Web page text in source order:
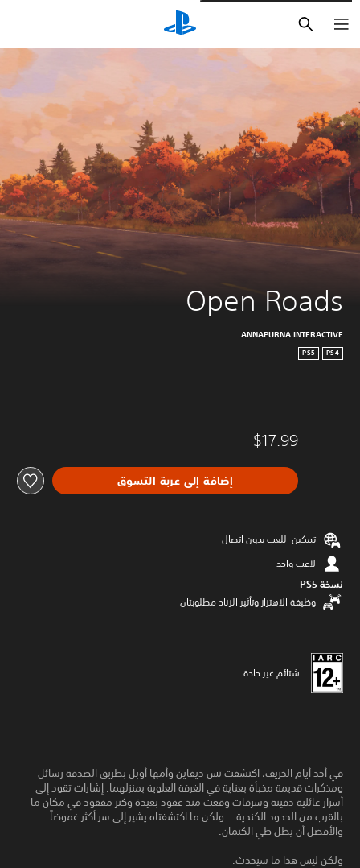
Open Roads
ANNAPURNA INTERACTIVE
PS4
PS5
$17.99
إضافة إلى عربة التسوق
تمكين اللعب بدون اتصال
لاعب واحد
نسخة PS5‏
وظيفة الاهتزاز وتأثير الزناد مطلوبتان
شتائم غير حادة
في أحد أيام الخريف، اكتشفت تس ديفاين وأمها أوبل بطريق الصدفة رسائل
ومذكرات قديمة مخبأة بعناية في الغرفة العلوية بمنزلهما. إشارات تقود إلى
أسرار عائلية دفينة وسرقات وقعت منذ عقود بعيدة وكنز مفقود في مكان ما
بالقرب من الحدود الكندية... ولكن ما اكتشفتاه يشير إلى سر أكثر غموضاً
والأفضل أن يظل طي الكتمان.
ولكن ليس هذا ما سيحدث.